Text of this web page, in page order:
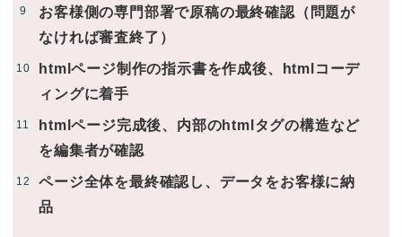
お客様側の専門部署で原稿の最終確認（問題が
なければ審査終了 ）
htmlページ制作の指示書を作成後、htmlコーデ
ィングに着手
htmlページ完成後、内部のhtmlタグの構造など
を編集者が確認
ページ全体を最終確認し、データをお客様に納
品